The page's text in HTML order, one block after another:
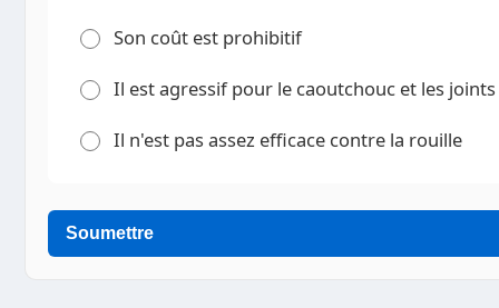
Son coût est prohibitif
Il est agressif pour le caoutchouc et les joints
Il n'est pas assez efficace contre la rouille
Soumettre